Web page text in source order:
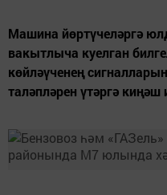
Машина йөртүчеләргә
вакытлыча куелган
көйләүченең
таләпләрен үтәргә киңәш